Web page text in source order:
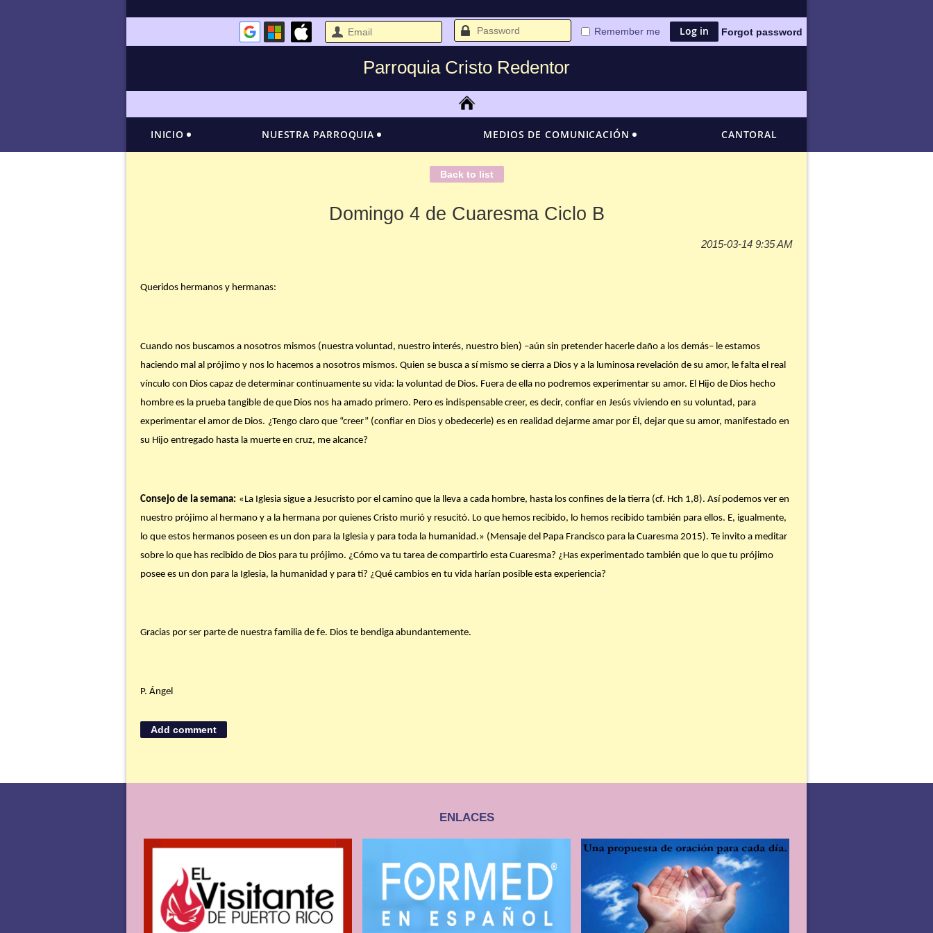
Remember me Forgot password
Parroquia Cristo Redentor
INICIO NUESTRA PARROQUIA MEDIOS DE COMUNICACIÓN CANTORAL
Back to list
Domingo 4 de Cuaresma Ciclo B
Queridos hermanos y hermanas:
Cuando nos buscamos a nosotros mismos (nuestra voluntad, nuestro interés, nuestro bien) –aún sin pretender hacerle daño a los demás– le estamos
haciendo mal al prójimo y nos lo hacemos a nosotros mismos. Quien se busca a sí mismo se cierra a Dios y a la luminosa revelación de su amor, le falta el real
vínculo con Dios capaz de determinar continuamente su vida: la voluntad de Dios. Fuera de ella no podremos experimentar su amor. El Hijo de Dios hecho
hombre es la prueba tangible de que Dios nos ha amado primero. Pero es indispensable creer, es decir, confiar en Jesús viviendo en su voluntad, para
experimentar el amor de Dios. ¿Tengo claro que “creer” (confiar en Dios y obedecerle) es en realidad dejarme amar por Él, dejar que su amor, manifestado en
su Hijo entregado hasta la muerte en cruz, me alcance?
Consejo de la semana: «La Iglesia sigue a Jesucristo por el camino que la lleva a cada hombre, hasta los confines de la tierra (cf. Hch 1,8). Así podemos ver en
nuestro prójimo al hermano y a la hermana por quienes Cristo murió y resucitó. Lo que hemos recibido, lo hemos recibido también para ellos. E, igualmente,
lo que estos hermanos poseen es un don para la Iglesia y para toda la humanidad.» (Mensaje del Papa Francisco para la Cuaresma 2015). Te invito a meditar
sobre lo que has recibido de Dios para tu prójimo. ¿Cómo va tu tarea de compartirlo esta Cuaresma? ¿Has experimentado también que lo que tu prójimo
posee es un don para la Iglesia, la humanidad y para ti? ¿Qué cambios en tu vida harían posible esta experiencia?
Gracias por ser parte de nuestra familia de fe. Dios te bendiga abundantemente.
P. Ángel
ENLACES